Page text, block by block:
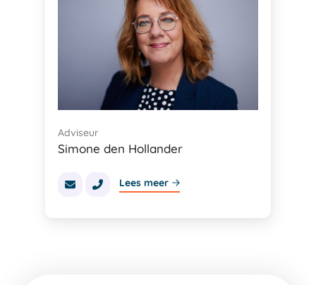
Simone den Hollander
Adviseur
Lees meer